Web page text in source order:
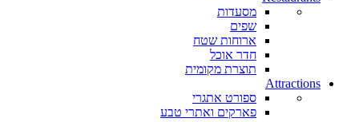
מסעדות
שפים
ארוחות שטח
חדר אוכל
תוצרת מקומית
Attractions
ספורט אתגרי
פארקים ואתרי טבע